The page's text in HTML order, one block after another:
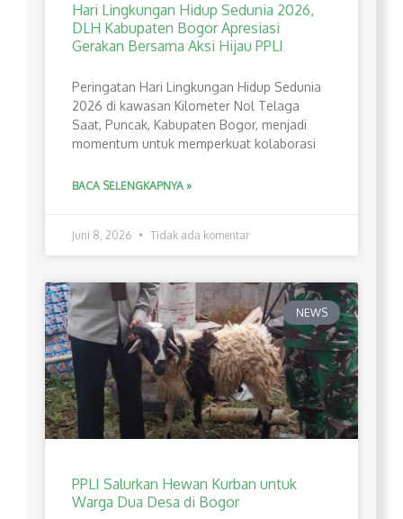
Hari Lingkungan Hidup Sedunia 2026,
DLH Kabupaten Bogor Apresiasi
Gerakan Bersama Aksi Hijau PPLI
Peringatan Hari Lingkungan Hidup Sedunia
2026 di kawasan Kilometer Nol Telaga
Saat, Puncak, Kabupaten Bogor, menjadi
momentum untuk memperkuat kolaborasi
BACA SELENGKAPNYA »
Juni 8, 2026 Tidak ada komentar
NEWS
PPLI Salurkan Hewan Kurban untuk
Warga Dua Desa di Bogor